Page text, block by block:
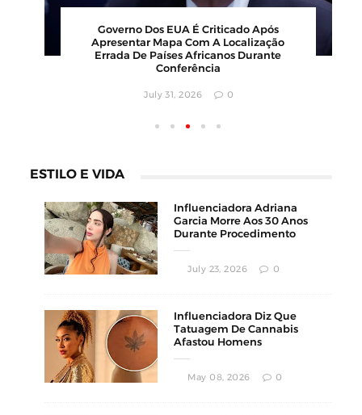
Barbearia Nudista Viraliza Ao Atrair
Clientes Com Conceito Inusitado E
Faturamento Milionário
ESTILO E VIDA
Influenciadora Adriana
Garcia Morre Aos 30 Anos
Durante Procedimento
July 23, 2026 0
Influenciadora Diz Que
Tatuagem De Cannabis
Afastou Homens
May 08, 2026 0